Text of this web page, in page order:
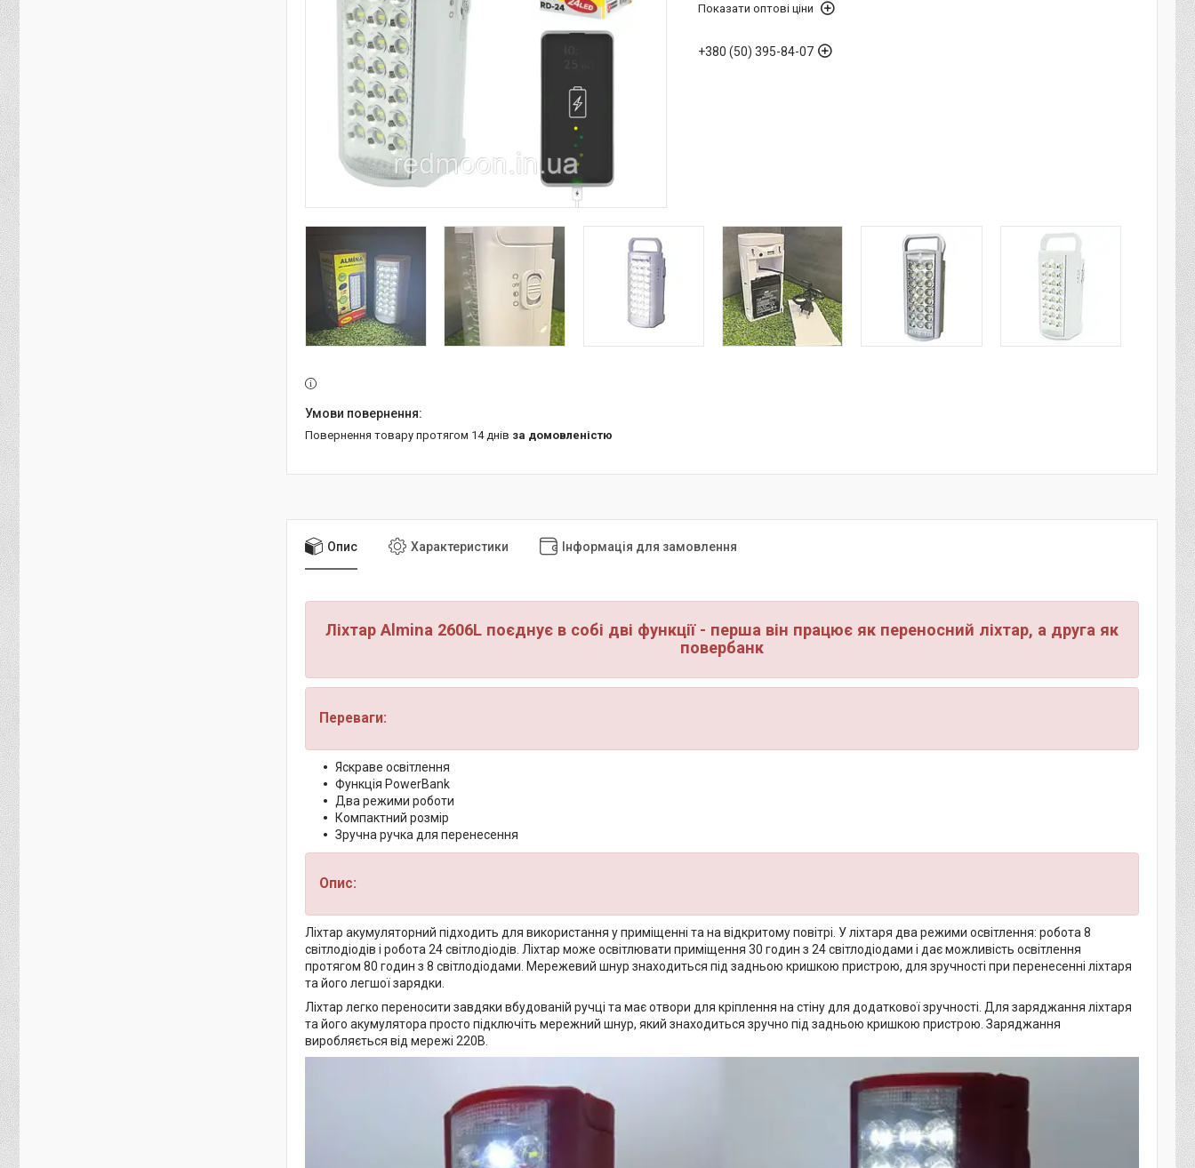
Показати оптові ціни
+380 (50) 395-84-07
повернення товару протягом 14 днів за домовленістю
Опис Характеристики Інформація для замовлення
Ліхтар Almina 2606L поєднує в собі дві функції - перша він працює як переносний ліхтар, а друга як
повербанк
Переваги:
Яскраве освітлення
Функція PowerBank
Два режими роботи
Компактний розмір
Зручна ручка для перенесення
Опис:
Ліхтар акумуляторний підходить для використання у приміщенні та на відкритому повітрі. У ліхтаря два режими освітлення: робота 8
світлодіодів і робота 24 світлодіодів. Ліхтар може освітлювати приміщення 30 годин з 24 світлодіодами і дає можливість освітлення
протягом 80 годин з 8 світлодіодами. Мережевий шнур знаходиться під задньою кришкою пристрою, для зручності при перенесенні ліхтаря
та його легшої зарядки.
Ліхтар легко переносити завдяки вбудованій ручці та має отвори для кріплення на стіну для додаткової зручності. Для заряджання ліхтаря
та його акумулятора просто підключіть мережний шнур, який знаходиться зручно під задньою кришкою пристрою. Заряджання
виробляється від мережі 220В.